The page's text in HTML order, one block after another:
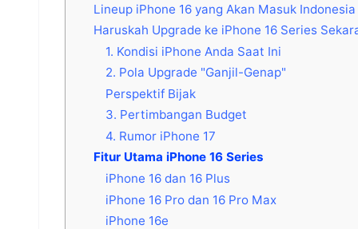
Lineup iPhone 16 yang Akan Masuk Indonesia
Haruskah Upgrade ke iPhone 16 Series
1. Kondisi iPhone Anda Saat Ini
2. Pola Upgrade "Ganjil-Genap"
Perspektif Bijak
3. Pertimbangan Budget
4. Rumor iPhone 17
Fitur Utama iPhone 16 Series
iPhone 16 dan 16 Plus
iPhone 16 Pro dan 16 Pro Max
iPhone 16e